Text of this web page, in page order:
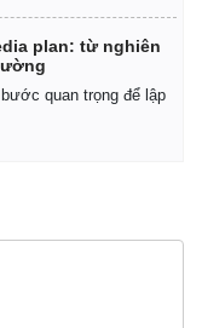
plan: từ nghiên
quan trọng để lập